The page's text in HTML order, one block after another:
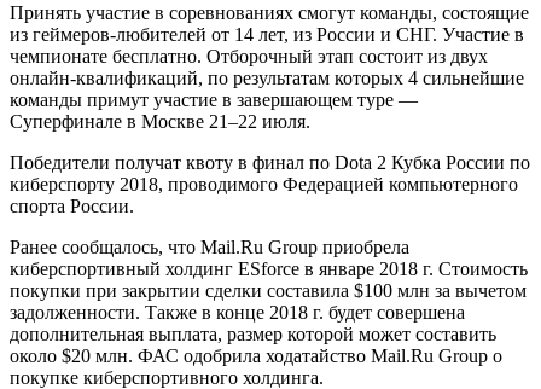
Принять участие в соревнованиях смогут команды, состоящие
из геймеров-любителей от 14 лет, из России и СНГ. Участие в
чемпионате бесплатно. Отборочный этап состоит из двух
онлайн-квалификаций, по результатам которых 4 сильнейшие
команды примут участие в завершающем туре —
Суперфинале в Москве 21–22 июля.
Победители получат квоту в финал по Dota 2 Кубка России по
киберспорту 2018, проводимого Федерацией компьютерного
спорта России.
Ранее сообщалось, что Mail.Ru Group приобрела
киберспортивный холдинг ESforce в январе 2018 г. Стоимость
покупки при закрытии сделки составила $100 млн за вычетом
задолженности. Также в конце 2018 г. будет совершена
дополнительная выплата, размер которой может составить
около $20 млн. ФАС одобрила ходатайство Mail.Ru Group о
покупке киберспортивного холдинга.